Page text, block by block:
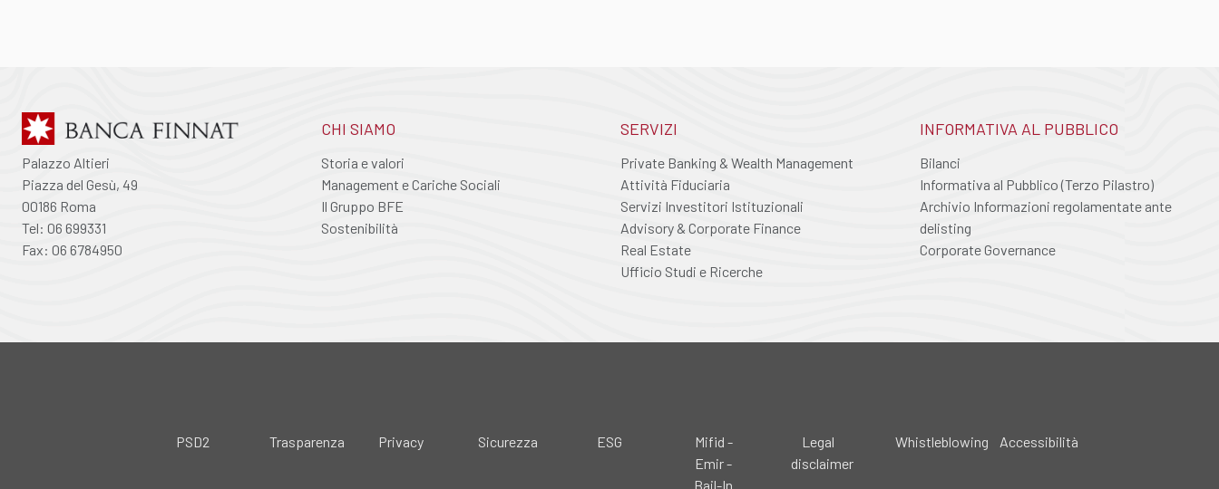
Palazzo Altieri
Piazza del Gesù, 49
00186 Roma
Tel: 06 699331
Fax: 06 6784950
CHI SIAMO
Storia e valori
Management e Cariche Sociali
Il Gruppo BFE
Sostenibilità
SERVIZI
Private Banking & Wealth Management
Attività Fiduciaria
Servizi Investitori Istituzionali
Advisory & Corporate Finance
Real Estate
Ufficio Studi e Ricerche
INFORMATIVA AL PUBBLICO
Bilanci
Informativa al Pubblico (Terzo Pilastro)
Archivio Informazioni regolamentate ante
delisting
Corporate Governance
PSD2 Trasparenza Privacy Sicurezza ESG
Mifid -
Emir -
Bail-In
Legal
disclaimer
Whistleblowing Accessibilità